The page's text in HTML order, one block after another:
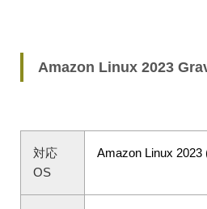
Amazon Linux 2023
対応
OS
Amazon Linux 2023